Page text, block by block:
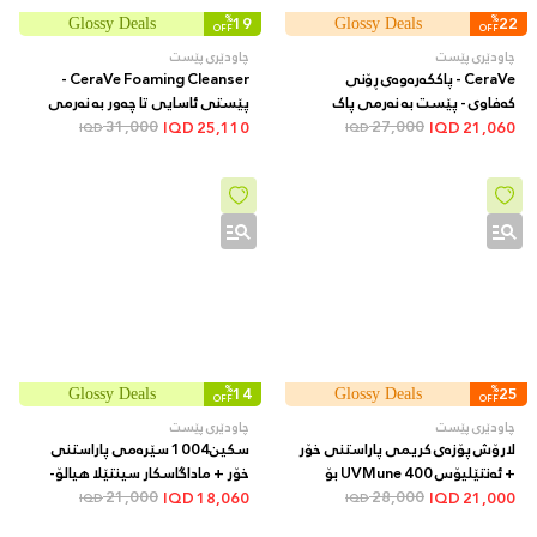
22
%
OFF
Glossy Deals
چاودێری پێست
CeraVe - پاککەرەوەی ڕۆنی
کەفاوی - پێست بە نەرمی پاک
دەکاتەوە و شێداری دەکات بەبێ
473 مل
21,060
27,000
IQD
19
%
OFF
Glossy Deals
چاودێری پێست
CeraVe Foaming Cleanser -
پێستی ئاسایی تا چەور بە نەرمی
پاک دەکاتەوە و بەبێ وشکبوونەوە
25,110
31,000
IQD
25
%
OFF
Glossy Deals
چاودێری پێست
لارۆش پۆزەی کریمی پاراستنی خۆر
+ ئەنتێلیۆس UVMune 400 بۆ
21,000
28,000
IQD
14
%
OFF
Glossy Deals
چاودێری پێست
سکین1004 سێرەمی پاراستنی
خۆر + ماداگاسکار سینتێلا هیالۆ-
سیکا وۆتەرفیت SPF50+ + 50 مل
18,060
21,000
IQD